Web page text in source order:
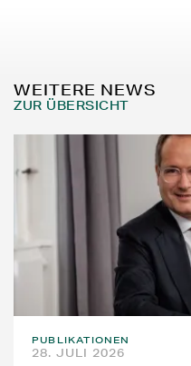
WEITERE NEWS
ZUR ÜBERSICHT
PUBLIKATIONEN
28. JULI 2026